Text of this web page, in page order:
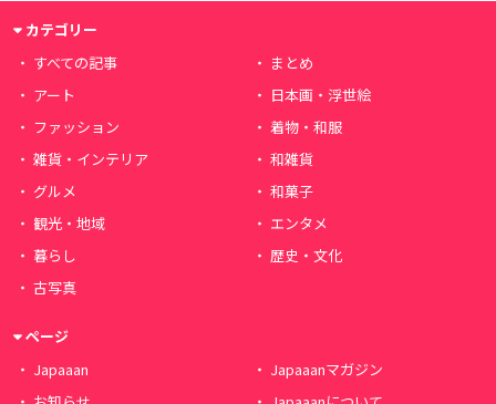
カテゴリー
すべての記事
まとめ
アート
日本画・浮世絵
ファッション
着物・和服
雑貨・インテリア
和雑貨
グルメ
和菓子
観光・地域
エンタメ
暮らし
歴史・文化
古写真
ページ
Japaaan
Japaaanマガジン